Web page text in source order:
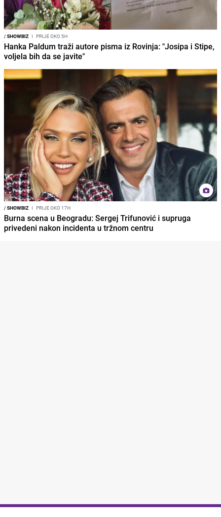
/SHOWBIZ I PRIJE OKO 5H
Hanka Paldum traži autore pisma iz Rovinja: "Josipa i Stipe,
voljela bih da se javite"
/SHOWBIZ I PRIJE OKO 17H
Burna scena u Beogradu: Sergej Trifunović i supruga
privedeni nakon incidenta u tržnom centru